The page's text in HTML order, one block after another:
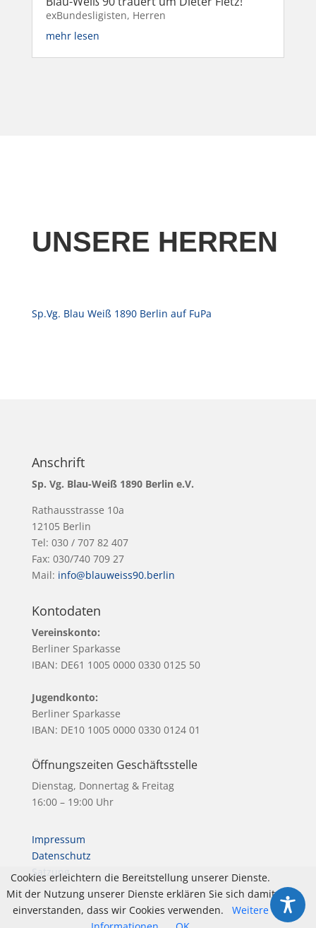
exBundesligisten, Herren
mehr lesen
UNSERE HERREN
Sp.Vg. Blau Weiß 1890 Berlin auf FuPa
Anschrift
Sp. Vg. Blau-Weiß 1890 Berlin e.V.
Rathausstrasse 10a
12105 Berlin
Tel: 030 / 707 82 407
Fax: 030/740 709 27
Mail: info@blauweiss90.berlin
Kontodaten
Vereinskonto:
Berliner Sparkasse
IBAN: DE61 1005 0000 0330 0125 50
Jugendkonto:
Berliner Sparkasse
IBAN: DE10 1005 0000 0330 0124 01
Öffnungszeiten Geschäftsstelle
Dienstag, Donnertag & Freitag
16:00 – 19:00 Uhr
Impressum
Datenschutz
Satzung
Cookies erleichtern die Bereitstellung unserer Dienste.
Mit der Nutzung unserer Dienste erklären Sie sich damit
einverstanden, dass wir Cookies verwenden.
Weitere